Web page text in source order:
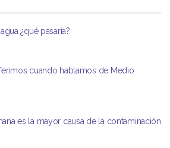
¿qué pasaría?
cuando hablamos de Medio
es la mayor causa de la contaminación